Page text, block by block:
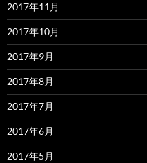
2017年11月
2017年10月
2017年9月
2017年8月
2017年7月
2017年6月
2017年5月